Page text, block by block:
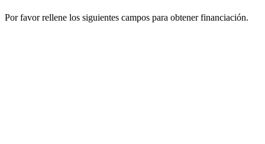
Por favor rellene los siguientes campos para obtener financiación.